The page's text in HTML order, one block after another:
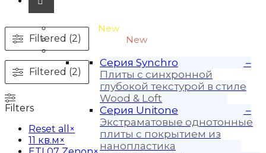
Unitone-3 New
Wood-3 и Loft-2
New
Материалы
Серия Synchro
–
Плиты с синхронной
глубокой текстурой в стиле
Wood & Loft
Серия Unitone
–
Экстраматовые однотонные
плиты с покрытием из
нанопластика
Filtered (2)
Filtered (2)
Filters
Reset all
×
11 кв.м ×